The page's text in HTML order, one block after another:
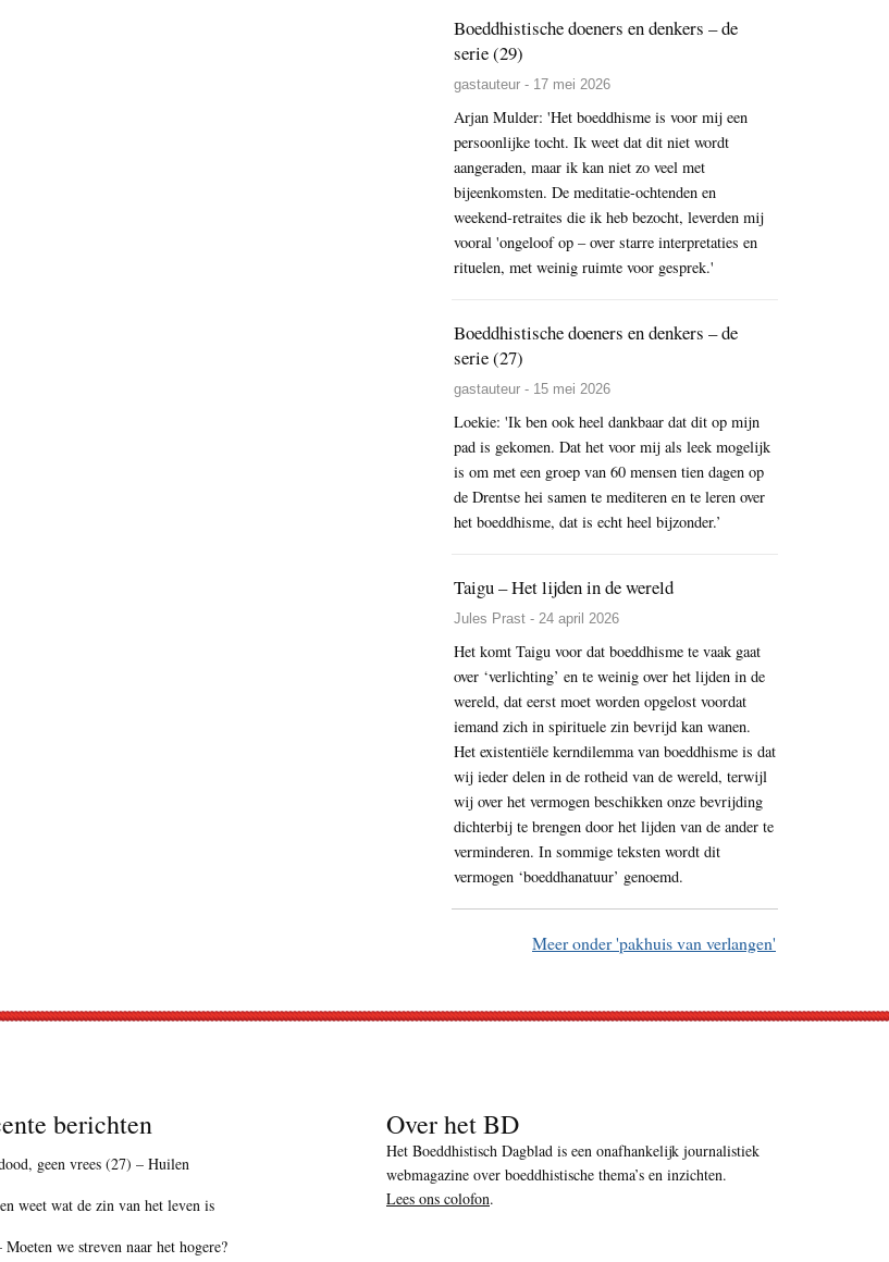
Boeddhistische doeners en denkers – de
serie (29)
gastauteur - 17 mei 2026
Arjan Mulder: 'Het boeddhisme is voor mij een
persoonlijke tocht. Ik weet dat dit niet wordt
aangeraden, maar ik kan niet zo veel met
bijeenkomsten. De meditatie-ochtenden en
weekend-retraites die ik heb bezocht, leverden mij
vooral 'ongeloof op – over starre interpretaties en
rituelen, met weinig ruimte voor gesprek.'
Boeddhistische doeners en denkers – de
serie (27)
gastauteur - 15 mei 2026
Loekie: 'Ik ben ook heel dankbaar dat dit op mijn
pad is gekomen. Dat het voor mij als leek mogelijk
is om met een groep van 60 mensen tien dagen op
de Drentse hei samen te mediteren en te leren over
het boeddhisme, dat is echt heel bijzonder.’
Taigu – Het lijden in de wereld
Jules Prast - 24 april 2026
Het komt Taigu voor dat boeddhisme te vaak gaat
over ‘verlichting’ en te weinig over het lijden in de
wereld, dat eerst moet worden opgelost voordat
iemand zich in spirituele zin bevrijd kan wanen.
Het existentiële kerndilemma van boeddhisme is dat
wij ieder delen in de rotheid van de wereld, terwijl
wij over het vermogen beschikken onze bevrijding
dichterbij te brengen door het lijden van de ander te
verminderen. In sommige teksten wordt dit
vermogen ‘boeddhanatuur’ genoemd.
Meer onder 'pakhuis van verlangen'
berichten
geen vrees (27) – Huilen
weet wat de zin van het leven is
Moeten we streven naar het hogere?
Over het BD
Het Boeddhistisch Dagblad is een onafhankelijk journalistiek
webmagazine over boeddhistische thema’s en inzichten.
Lees ons colofon.